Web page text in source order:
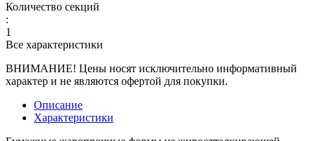
Количество секций
:
1
Все характеристики
ВНИМАНИЕ! Цены носят исключительно информативный
характер и не являются офертой для покупки.
Описание
Характеристики